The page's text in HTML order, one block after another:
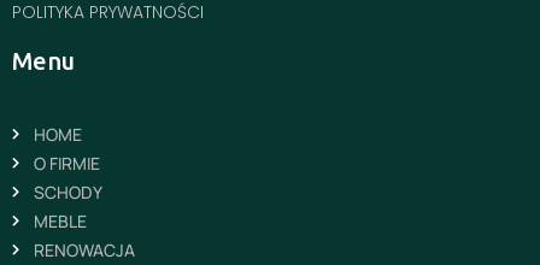
POLITYKA PRYWATNOŚCI
Menu
HOME
O FIRMIE
SCHODY
MEBLE
RENOWACJA